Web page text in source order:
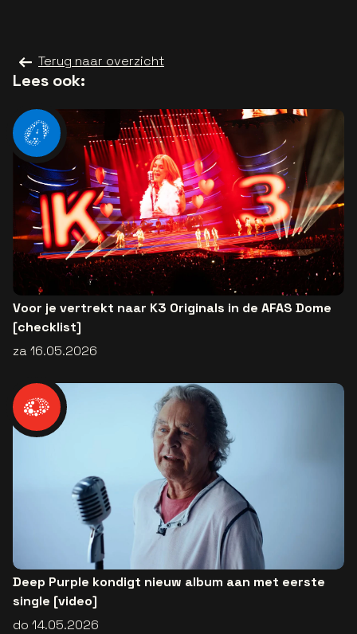
Terug naar overzicht
Lees ook:
Voor je vertrekt naar K3 Originals in de AFAS Dome
[checklist]
za 16.05.2026
Deep Purple kondigt nieuw album aan met eerste
single [video]
do 14.05.2026